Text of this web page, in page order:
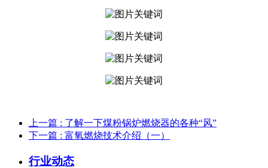
上一篇 : 了解一下煤粉锅炉燃烧器的各种“风”
下一篇 : 富氧燃烧技术介绍（一）
行业动态